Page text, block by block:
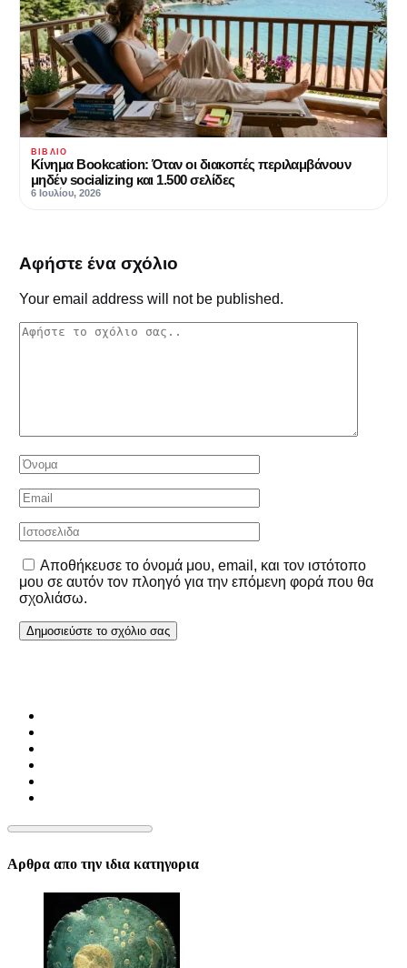
ΒΙΒΛΊΟ
Κίνημα Bookcation: Όταν οι διακοπές περιλαμβάνουν
μηδέν socializing και 1.500 σελίδες
6 Ιουλίου, 2026
Αφήστε ένα σχόλιο
Your email address will not be published.
Αποθήκευσε το όνομά μου, email, και τον ιστότοπο
μου σε αυτόν τον πλοηγό για την επόμενη φορά που θα
σχολιάσω.
Αρθρα απο την ιδια κατηγορια